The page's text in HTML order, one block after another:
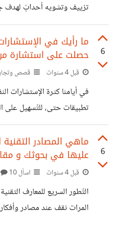
تزييف وتشويه أحداثٍ لهدف
كغيره من السّلوكيّات التي قد
لا وجود لطفلٍ كاذبٍ بالفطرة
يتشكّل بما يراه ويسمعه
2022/10/
the-specter-of-lying-
you-from-booking-an-
6
ما رأيك في
حصلت على استشارة
قبل 4 سنوات قصص
تطبيقات حتى، للتّسهيل
الصحي حيث حول معظم الناس
لاين، ومن جهة أخرى
مجتمعاتنا العربيّة أي
مجنون، لذلك يعزف الكثير
عن زيارة أخصائي نفسي.
النّفسية الأونلاين؟ وهل
6
ماهي المصادر
عليها في بحوثك و
قبل 4 سنوات اسأل I/O10 تعليقات
التّطور السريع للمعارف
المرات نقف عند مصادر